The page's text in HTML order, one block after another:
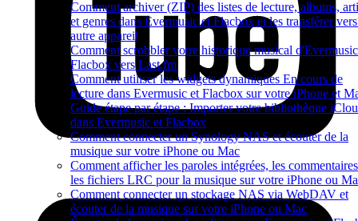
Comment archiver (ZIP) des listes de lecture, albums,
et genres dans Evermusic et Flacbox et les transférer
autre appareil
Comment scrobbler votre historique musical
Flacbox vers Last.fm
Comment utiliser les widgets dynamiques En cours de
lecture dans Evermusic et Flacbox sur votre iPhone et
Guide étape par étape : Importer votre bibliothèque
dans Evermusic et Flacbox
Comment connecter un Synology NAS et écouter de la
musique sur votre iPhone ou Mac
Comment afficher les paroles intégrées, les
les fichiers LRC pour la musique sur votre iPhone ou
Comment connecter un stockage NAS via WebDAV et
écouter de la musique sur votre iPhone ou Mac